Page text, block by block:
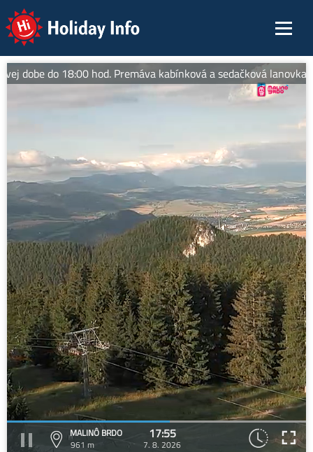
Holiday Info
dobe do 18:00 hod. Premáva kabínková a sedačková
MALINÔ BRDO
961 m
17:55
7. 8. 2026